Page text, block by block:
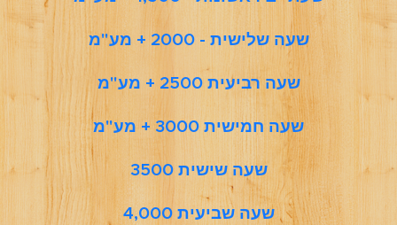
שעה שלישית - 2000 + מע"מ
שעה רביעית 2500 + מע"מ
שעה חמישית 3000 + מע"מ
שעה שישית 3500
שעה שביעית 4,000